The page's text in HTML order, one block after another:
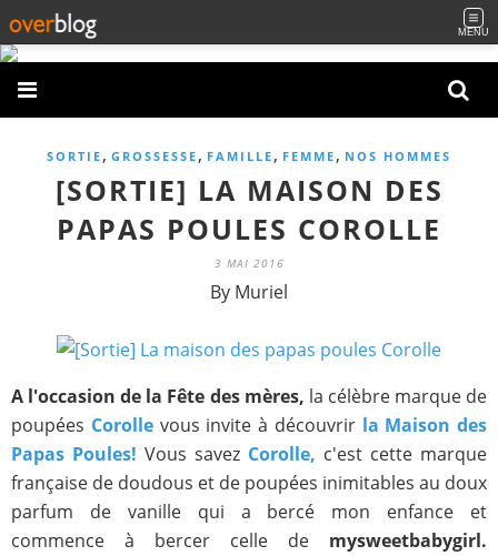
MENU
SORTIE , GROSSESSE , FAMILLE , FEMME , NOS HOMMES
[SORTIE] LA MAISON DES
PAPAS POULES COROLLE
3 MAI 2016
By Muriel
A l'occasion de la Fête des mères, la célèbre marque de
poupées Corolle vous invite à découvrir la Maison des
Papas Poules! Vous savez Corolle, c'est cette marque
française de doudous et de poupées inimitables au doux
parfum de vanille qui a bercé mon enfance et
commence à bercer celle de mysweetbabygirl.